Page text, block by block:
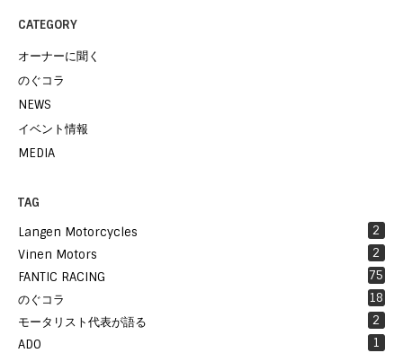
CATEGORY
オーナーに聞く
のぐコラ
NEWS
イベント情報
MEDIA
TAG
Langen Motorcycles
2
Vinen Motors
2
FANTIC RACING
75
のぐコラ
18
モータリスト代表が語る
2
ADO
1